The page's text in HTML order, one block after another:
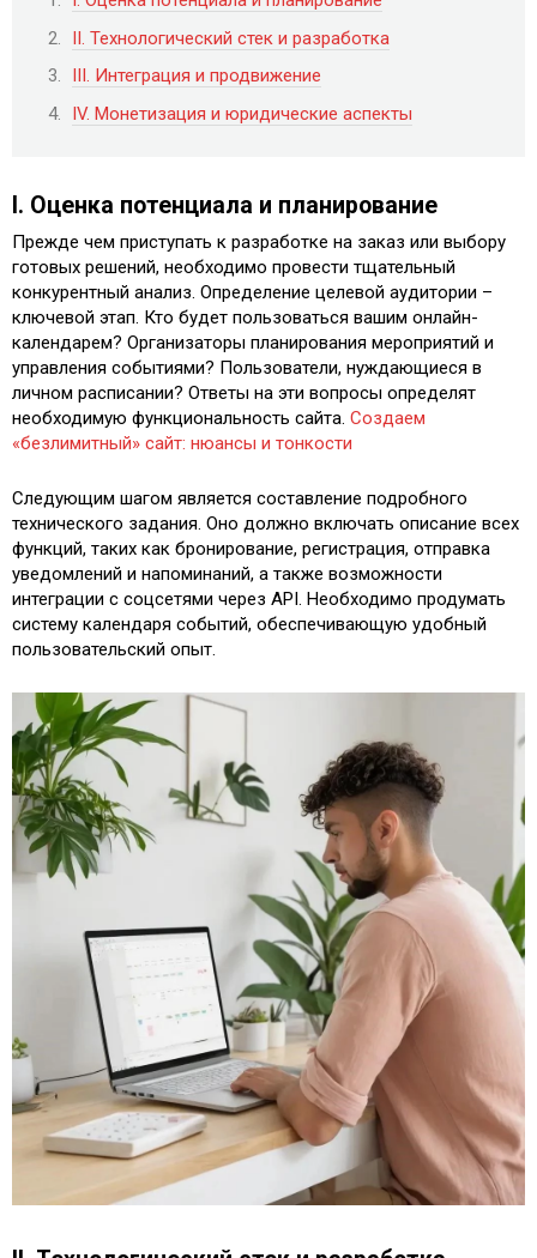
II. Технологический стек и разработка
III. Интеграция и продвижение
IV. Монетизация и юридические аспекты
I. Оценка потенциала и планирование
Прежде чем приступать к разработке на заказ или выбору
готовых решений, необходимо провести тщательный
конкурентный анализ. Определение целевой аудитории –
ключевой этап. Кто будет пользоваться вашим онлайн-
календарем? Организаторы планирования мероприятий и
управления событиями? Пользователи, нуждающиеся в
личном расписании? Ответы на эти вопросы определят
необходимую функциональность сайта. Создаем
«безлимитный» сайт: нюансы и тонкости
Следующим шагом является составление подробного
технического задания. Оно должно включать описание всех
функций, таких как бронирование, регистрация, отправка
уведомлений и напоминаний, а также возможности
интеграции с соцсетями через API. Необходимо продумать
систему календаря событий, обеспечивающую удобный
пользовательский опыт.